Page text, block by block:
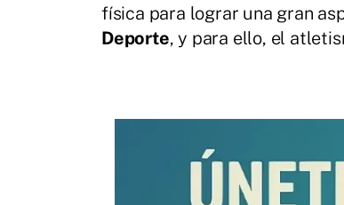
física para lograr una gran
Deporte, y para ello, el